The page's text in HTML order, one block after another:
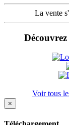
La vente
Voir tous
×